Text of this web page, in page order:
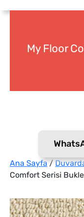
My Floor
Ana Sayfa/
Comfort Serisi Bukle